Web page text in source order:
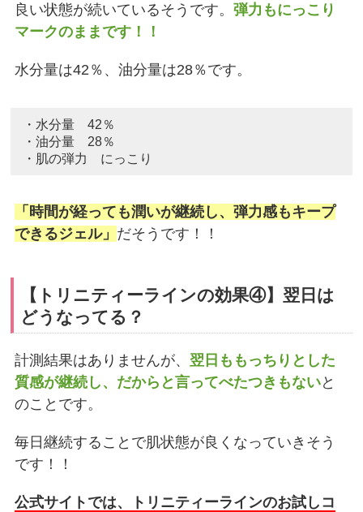
良い状態が続いているそうです。弾力もにっこり
マークのままです！！
水分量は42％、油分量は28％です。
・水分量 42％
・油分量 28％
・肌の弾力 にっこり
「時間が経っても潤いが継続し、弾力感もキープ
できるジェル」 だそうです！！
【トリニティーラインの効果④】翌日は
どうなってる？
計測結果はありませんが、 翌日ももっちりとした
質感が継続し、だからと言ってべたつきもないと
のことです。
毎日継続することで肌状態が良くなっていきそう
です！！
公式サイトでは、トリニティーラインのお試しコ